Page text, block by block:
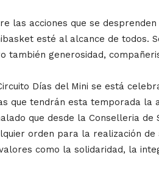
las acciones que se
esté al alcance de todos.
también generosidad,
Días del Mini se está
que tendrán esta temporada la
que desde la Conselleria de
orden para la realización
como la solidaridad, la